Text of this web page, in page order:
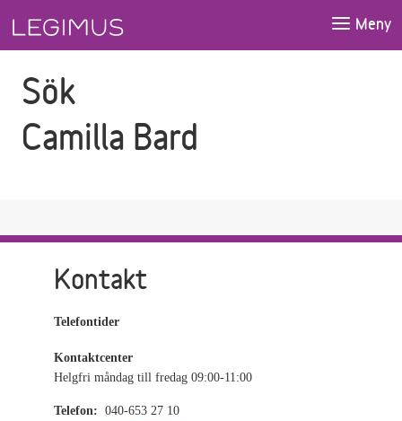
Meny
Sök
Camilla Bard
Kontakt
Telefontider
Kontaktcenter
Helgfri måndag till fredag 09:00-11:00
Telefon: 040-653 27 10